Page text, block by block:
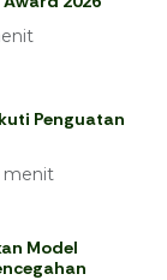
Penguatan
menit
Model